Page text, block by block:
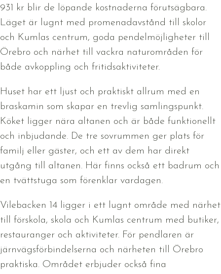
931 kr blir de löpande kostnaderna förutsägbara.
Läget är lugnt med promenadavstånd till skolor
och Kumlas centrum, goda pendelmöjligheter till
Örebro och närhet till vackra naturområden för
både avkoppling och fritidsaktiviteter.
Huset har ett ljust och praktiskt allrum med en
braskamin som skapar en trevlig samlingspunkt.
Köket ligger nära altanen och är både funktionellt
och inbjudande. De tre sovrummen ger plats för
familj eller gäster, och ett av dem har direkt
utgång till altanen. Här finns också ett badrum och
en tvättstuga som förenklar vardagen.
Vilebacken 14 ligger i ett lugnt område med närhet
till förskola, skola och Kumlas centrum med butiker,
restauranger och aktiviteter. För pendlaren är
järnvägsförbindelserna och närheten till Örebro
praktiska. Området erbjuder också fina